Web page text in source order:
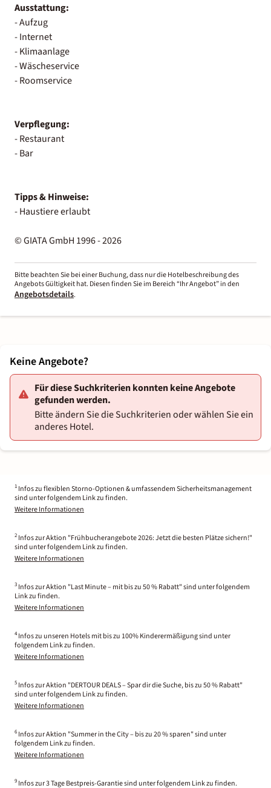
Ausstattung:
- Aufzug
- Internet
- Klimaanlage
- Wäscheservice
- Roomservice
Verpflegung:
- Restaurant
- Bar
Tipps & Hinweise:
- Haustiere erlaubt
© GIATA GmbH 1996 - 2026
Bitte beachten Sie bei einer Buchung, dass nur die Hotelbeschreibung des
Angebots Gültigkeit hat. Diesen finden Sie im Bereich “Ihr Angebot” in den
Angebotsdetails.
Keine Angebote?
Für diese Suchkriterien konnten keine Angebote
gefunden werden.
Bitte ändern Sie die Suchkriterien oder wählen Sie ein
anderes Hotel.
1 Infos zu flexiblen Storno-Optionen & umfassendem Sicherheitsmanagement
sind unter folgendem Link zu finden.
Weitere Informationen
2 Infos zur Aktion "Frühbucherangebote 2026: Jetzt die besten Plätze sichern!"
sind unter folgendem Link zu finden.
Weitere Informationen
3 Infos zur Aktion "Last Minute – mit bis zu 50 % Rabatt" sind unter folgendem
Link zu finden.
Weitere Informationen
4 Infos zu unseren Hotels mit bis zu 100% Kinderermäßigung sind unter
folgendem Link zu finden.
Weitere Informationen
5 Infos zur Aktion "DERTOUR DEALS – Spar dir die Suche, bis zu 50 % Rabatt"
sind unter folgendem Link zu finden.
Weitere Informationen
6 Infos zur Aktion "Summer in the City – bis zu 20 % sparen" sind unter
folgendem Link zu finden.
Weitere Informationen
9 Infos zur 3 Tage Bestpreis-Garantie sind unter folgendem Link zu finden.